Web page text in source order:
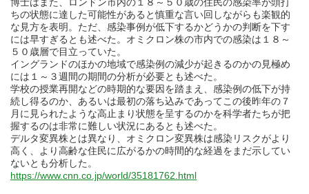
ちの状態に達した可能性があると慎重な言い回しながらも楽観的
な見方を表明。ただ、感染事例が低下するかどうかの判断を下す
には早すぎるとも述べた。オミクロン株の市内での感染は１８～
５０歳層で目立っていた。
イングランドのほかの地域で感染例の減少が起きるのかの見極め
には１～３週間の期間の分析が必要とも述べた。
学校の授業再開などの時期的な要因を踏まえ、感染例の低下が持
続し得るのか、あるいは最初の落ち込みであってこの後昨年の７
月に見られたような高止まり状態を呈するのかを科学者たちが把
握するのは非常に難しい状況にあるとも述べた。
デルタ変異株とは異なり、オミクロン変異株は感染リスクがより
高く、より高齢な住民に広がるかの時間的な経過をまだ示してい
ないとも分析した。
https://www.cnn.co.jp/world/35181762.html